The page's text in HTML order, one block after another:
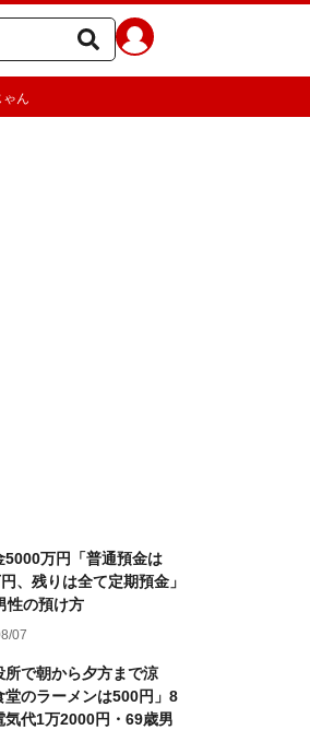
ゃん
5000万円「普通預金は
、残りは全て定期預金」
性の預け方
07
所で朝から夕方まで涼
堂のラーメンは500円」8
気代1万2000円・69歳男